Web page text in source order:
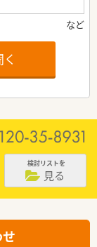
検討リストを
見る